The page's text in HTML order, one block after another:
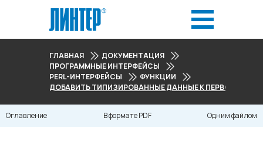
ГЛАВНАЯ
ДОКУМЕНТАЦИЯ
ПРОГРАММНЫЕ ИНТЕРФЕЙСЫ
PERL-ИНТЕРФЕЙСЫ
ФУНКЦИИ
ДОБАВИТЬ ТИПИЗИРОВАННЫЕ ДАННЫЕ К ПЕРВОМУ
Оглавление В формате PDF Одним файлом